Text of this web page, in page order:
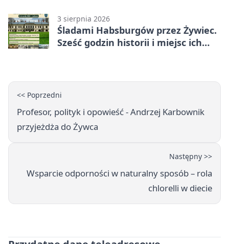
3 sierpnia 2026
Śladami Habsburgów przez Żywiec.
Sześć godzin historii i miejsc ich
<< Poprzedni
Profesor, polityk i opowieść - Andrzej Karbownik
przyjeżdża do Żywca
Następny >>
Wsparcie odporności w naturalny sposób – rola
chlorelli w diecie